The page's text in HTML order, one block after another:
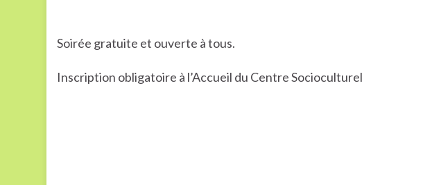
Soirée gratuite et ouverte à tous.
Inscription obligatoire à l’Accueil du Centre Socioculturel